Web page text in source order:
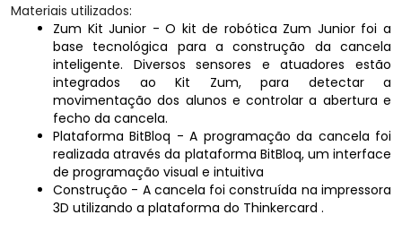
Materiais utilizados:
Zum Kit Junior - O kit de robótica Zum Junior foi a
base tecnológica para a construção da cancela
inteligente. Diversos sensores e atuadores estão
integrados ao Kit Zum, para detectar a
movimentação dos alunos e controlar a abertura e
fecho da cancela.
Plataforma BitBloq - A programação da cancela foi
realizada através da plataforma BitBloq, um interface
de programação visual e intuitiva
Construção - A cancela foi construída na impressora
3D utilizando a plataforma do Thinkercard .